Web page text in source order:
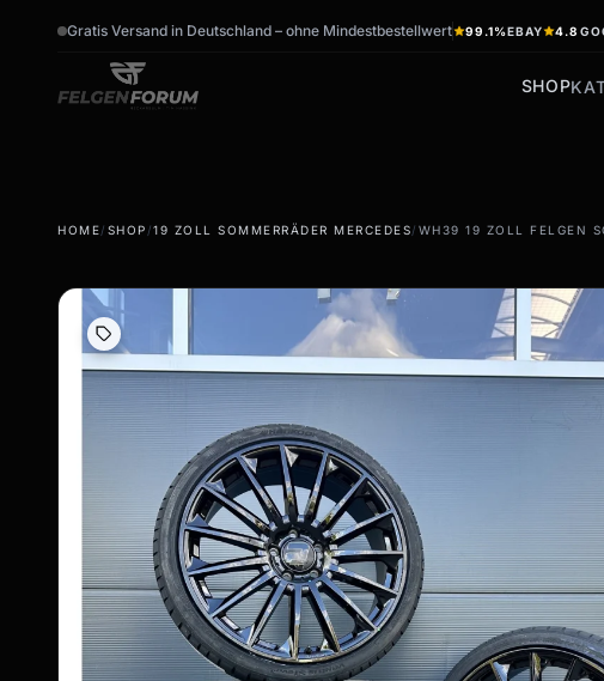
Gratis Versand in Deutschland – ohne Mindestbestellwert 99.1%EBAY 4.8
SHOP
Sommerräder & Felgen
Kompletträder -
Sommer
Winterräder & Felgen
Kompletträder - Winter
Felgen
Alle
HOME/ SHOP /19 ZOLL SOMMERRÄDER MERCEDES/ WH39 19 ZOLL FELGEN